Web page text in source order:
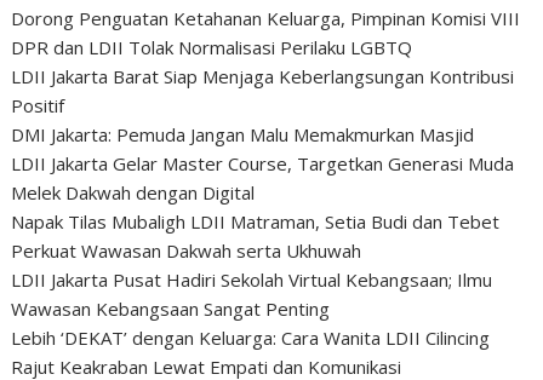
Dorong Penguatan Ketahanan Keluarga, Pimpinan Komisi VIII
DPR dan LDII Tolak Normalisasi Perilaku LGBTQ
LDII Jakarta Barat Siap Menjaga Keberlangsungan Kontribusi
Positif
DMI Jakarta: Pemuda Jangan Malu Memakmurkan Masjid
LDII Jakarta Gelar Master Course, Targetkan Generasi Muda
Melek Dakwah dengan Digital
Napak Tilas Mubaligh LDII Matraman, Setia Budi dan Tebet
Perkuat Wawasan Dakwah serta Ukhuwah
LDII Jakarta Pusat Hadiri Sekolah Virtual Kebangsaan; Ilmu
Wawasan Kebangsaan Sangat Penting
Lebih ‘DEKAT’ dengan Keluarga: Cara Wanita LDII Cilincing
Rajut Keakraban Lewat Empati dan Komunikasi